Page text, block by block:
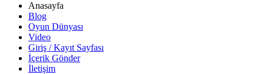
Anasayfa
Blog
Oyun Dünyası
Video
Giriş / Kayıt Sayfası
İçerik Gönder
İletişim